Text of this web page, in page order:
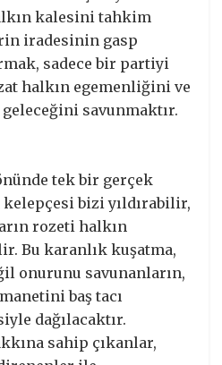
kalesini tahkim
iradesinin gasp
sadece bir partiyi
halkın egemenliğini ve
savunmaktır.
tek bir gerçek
kelepçesi bizi yıldırabilir,
rozeti halkın
Bu karanlık kuşatma,
onurunu savunanların,
baş tacı
dağılacaktır.
sahip çıkanlar,